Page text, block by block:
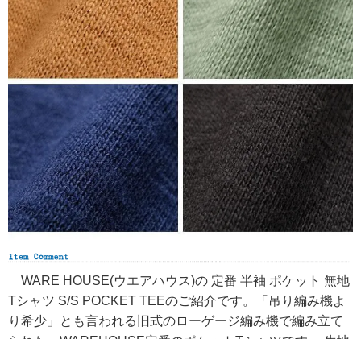
WARE HOUSE(ウエアハウス)の 定番 半袖 ポケット 無地
Tシャツ S/S POCKET TEEのご紹介です。「吊り編み機よ
り希少」とも言われる旧式のローゲージ編み機で編み立て